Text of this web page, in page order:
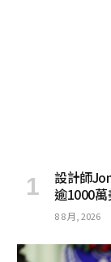
設計師
逾1000
8 8 月, 2026